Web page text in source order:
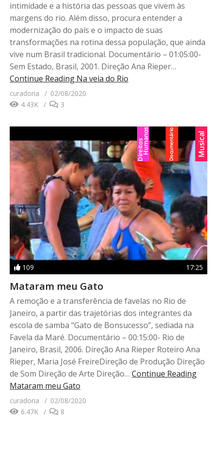
intimidade e a história das pessoas que vivem às
margens do rio. Além disso, procura entender a
modernização do país e o impacto de suas
transformações na rotina dessa população, que ainda
vive num Brasil tradicional. Documentário – 01:05:00-
Sem Estado, Brasil, 2001. Direção Ana Rieper…
Continue Reading Na veia do Rio
curadoria
02/08/2020
4.43K
3
109 17:25
Mataram meu Gato
A remoção e a transferência de favelas no Rio de
Janeiro, a partir das trajetórias dos integrantes da
escola de samba “Gato de Bonsucesso”, sediada na
Favela da Maré. Documentário – 00:15:00- Rio de
Janeiro, Brasil, 2006. Direção Ana Rieper Roteiro Ana
Rieper, Maria José FreireDireção de Produção Direção
de Som Direção de Arte Direção… Continue Reading
Mataram meu Gato
curadoria
02/08/2020
6.47K
8